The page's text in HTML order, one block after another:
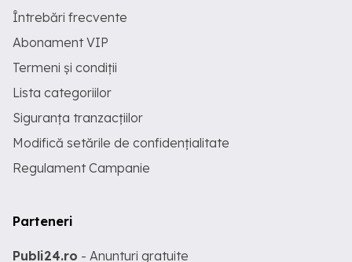
Întrebări frecvente
Abonament VIP
Termeni și condiții
Lista categoriilor
Siguranța tranzacțiilor
Modifică setările de confidențialitate
Regulament Campanie
Parteneri
Publi24.ro - Anunturi gratuite